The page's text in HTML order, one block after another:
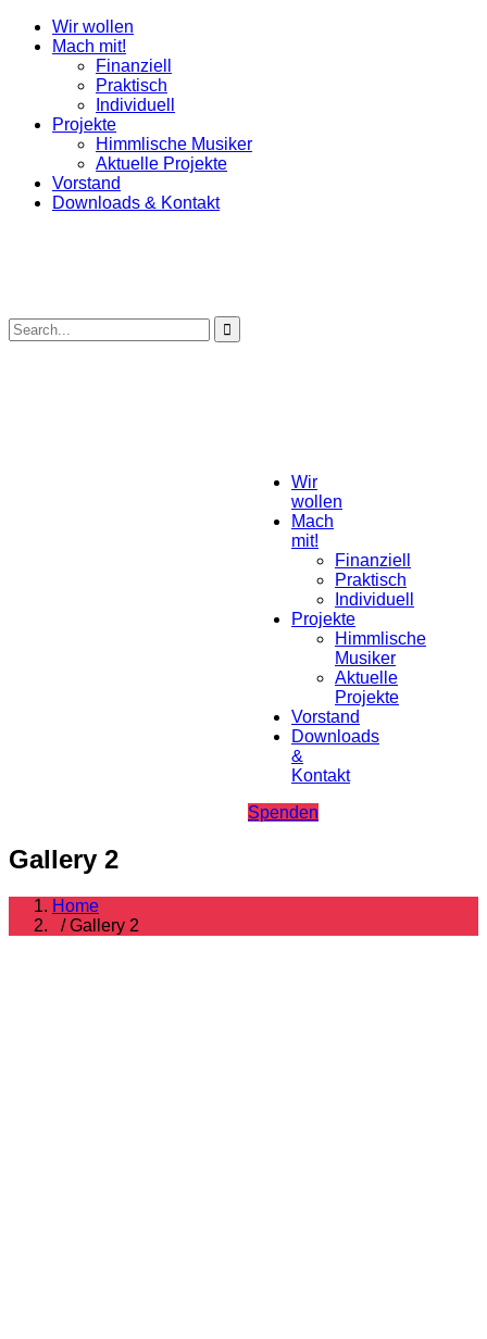
Wir wollen
Mach mit!
Finanziell
Praktisch
Individuell
Projekte
Himmlische Musiker
Aktuelle Projekte
Vorstand
Downloads & Kontakt
Wir
wollen
Mach
mit!
Finanziell
Praktisch
Individuell
Projekte
Himmlische
Musiker
Aktuelle
Projekte
Vorstand
Downloads
&
Kontakt
Spenden
Gallery 2
Home
/ Gallery 2